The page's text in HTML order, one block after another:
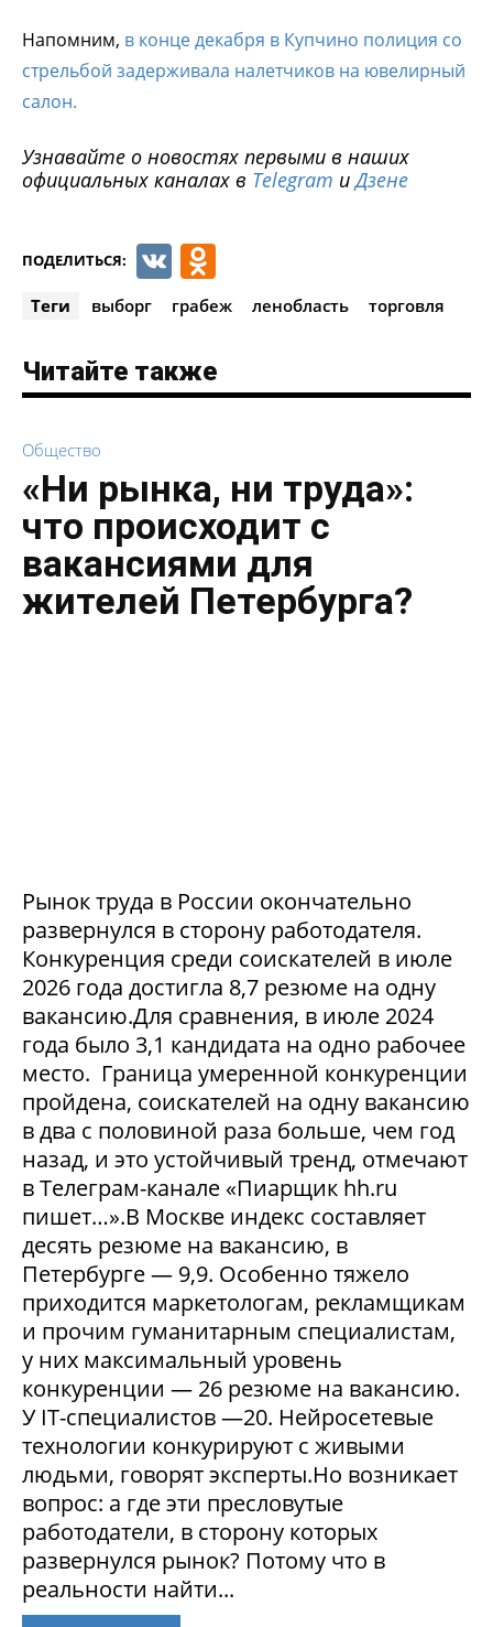
Напомним, в конце декабря в Купчино полиция со
стрельбой задерживала налетчиков на ювелирный
салон.
Узнавайте о новостях первыми в наших
официальных каналах в Telegram иДзене
ПОДЕЛИТЬСЯ: VK
Теги выборг грабеж ленобласть торговля
Читайте также
Общество
«Ни рынка, ни труда»:
что происходит с
вакансиями для
жителей Петербурга?
Рынок труда в России окончательно
развернулся в сторону работодателя.
Конкуренция среди соискателей в июле
2026 года достигла 8,7 резюме на одну
вакансию.Для сравнения, в июле 2024
года было 3,1 кандидата на одно рабочее
место. Граница умеренной конкуренции
пройдена, соискателей на одну вакансию
в два с половиной раза больше, чем год
назад, и это устойчивый тренд, отмечают
в Телеграм-канале «Пиарщик hh.ru
пишет…».В Москве индекс составляет
десять резюме на вакансию, в
Петербурге — 9,9. Особенно тяжело
приходится маркетологам, рекламщикам
и прочим гуманитарным специалистам,
у них максимальный уровень
конкуренции — 26 резюме на вакансию.
У IT-специалистов —20. Нейросетевые
технологии конкурируют с живыми
людьми, говорят эксперты.Но возникает
вопрос: а где эти пресловутые
работодатели, в сторону которых
развернулся рынок? Потому что в
реальности найти...